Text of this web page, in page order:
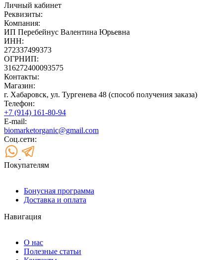
Личный кабинет
Реквизиты:
Компания:
ИП Перебейнус Валентина Юрьевна
ИНН:
272337499373
ОГРНИП:
316272400093575
Контакты:
Магазин:
г. Хабаровск, ул. Тургенева 48 (способ получения заказа)
Телефон:
+7 (914) 161-80-94
E-mail:
biomarketorganic@gmail.com
Соц.сети:
Покупателям
Бонусная программа
Доставка и оплата
Навигация
О нас
Полезные статьи